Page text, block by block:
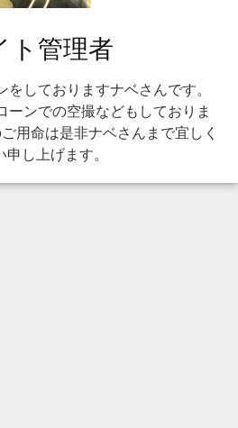
ト管理者
しておりますナベさんです。
ーンでの空撮などもしておりま
用命は是非ナベさんまで宜しく
申し上げます。